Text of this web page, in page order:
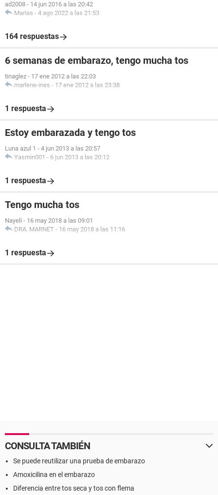
ad2008 - 14 jun 2016 a las 20:42
Marias - 4 ago 2022 a las 21:53
164 respuestas
6 semanas de embarazo, tengo mucha tos
tinaglez - 17 ene 2012 a las 22:03
marlene-ines - 17 ene 2012 a las 23:38
1 respuesta
Estoy embarazada y tengo tos
Luna azul 1 - 4 jun 2013 a las 20:57
Yasmin001 - 6 jun 2013 a las 20:12
1 respuesta
Tengo mucha tos
Nayeli - 16 may 2018 a las 09:01
DRA. MARNET - 16 may 2018 a las 11:16
1 respuesta
CONSULTA TAMBIÉN
Se puede reutilizar una prueba de embarazo
Amoxicilina en el embarazo
Diferencia entre tos seca y tos con flema